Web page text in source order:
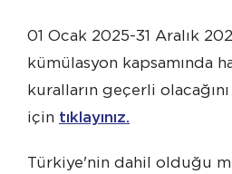
01 Ocak 2025-31 Aralık
kümülasyon kapsamında
kuralların geçerli
için tıklayınız.
Türkiye'nin dahil olduğu